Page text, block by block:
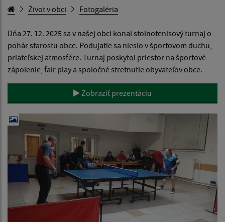
Život v obci Fotogaléria
Dňa 27. 12. 2025 sa v našej obci konal stolnotenisový turnaj o
pohár starostu obce. Podujatie sa nieslo v športovom duchu,
priateľskej atmosfére. Turnaj poskytol priestor na športové
zápolenie, fair play a spoločné stretnutie obyvateľov obce.
Zobraziť prezentáciu